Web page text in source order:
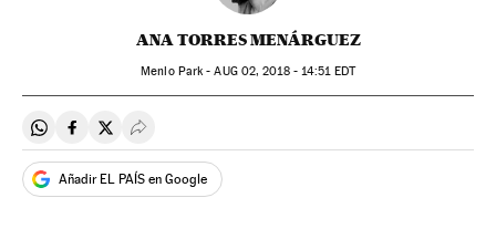
ANA TORRES MENÁRGUEZ
Menlo Park -AUG02, 2018 - 14:51EDT
Compartir en Whatsapp
Compartir en Facebook
Compartir en Twitter
Desplegar Redes Sociales
Añadir EL PAÍS en Google